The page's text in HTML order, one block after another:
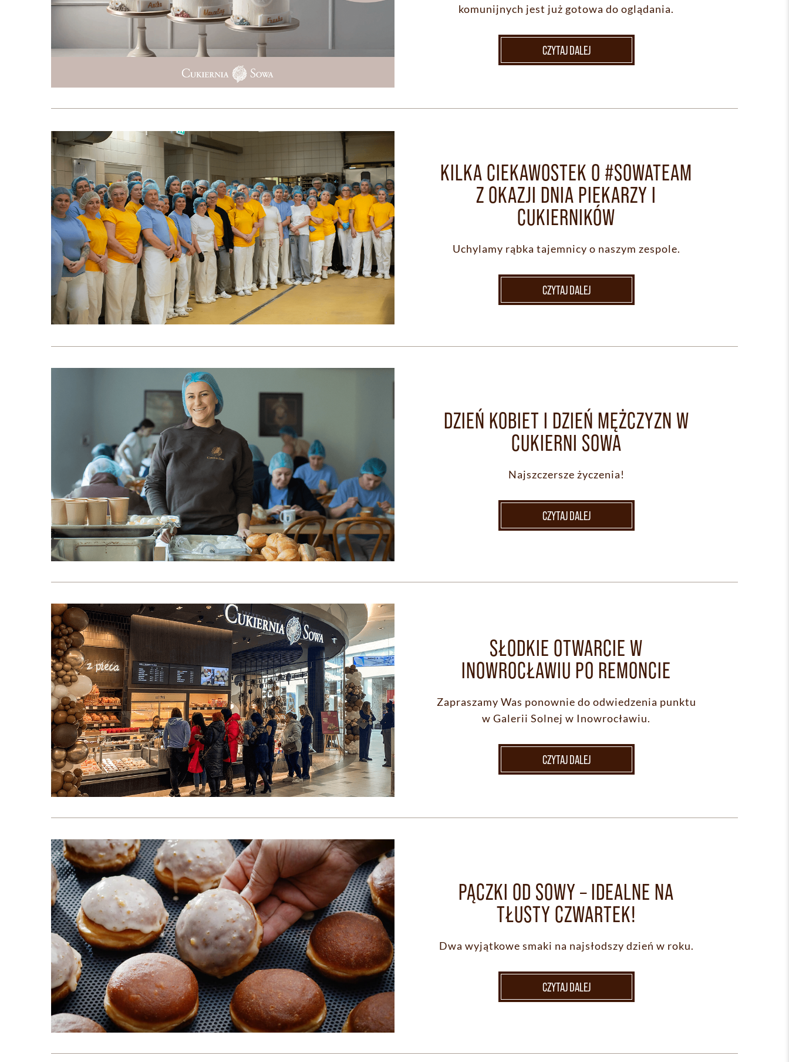
komunijnych jest już gotowa do oglądania.
CZYTAJ DALEJ
KILKA CIEKAWOSTEK O #SOWATEAM
Z OKAZJI DNIA PIEKARZY I
CUKIERNIKÓW
Uchylamy rąbka tajemnicy o naszym zespole.
CZYTAJ DALEJ
DZIEŃ KOBIET I DZIEŃ MĘŻCZYZN W
CUKIERNI SOWA
Najszczersze życzenia!
CZYTAJ DALEJ
SŁODKIE OTWARCIE W
INOWROCŁAWIU PO REMONCIE
Zapraszamy Was ponownie do odwiedzenia punktu
w Galerii Solnej w Inowrocławiu.
CZYTAJ DALEJ
PĄCZKI OD SOWY – IDEALNE NA
TŁUSTY CZWARTEK!
Dwa wyjątkowe smaki na najsłodszy dzień w roku.
CZYTAJ DALEJ